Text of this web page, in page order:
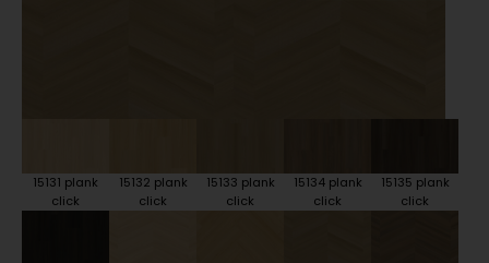
15131 plank
click
15132 plank
click
15133 plank
click
15134 plank
click
15135 plank
click